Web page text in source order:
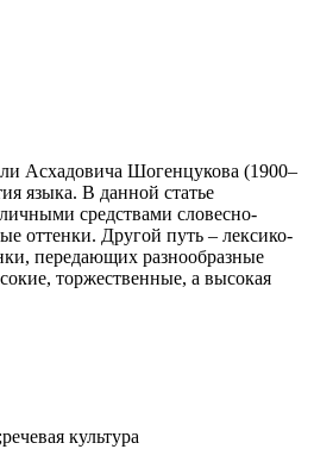
Асхадовича Шогенцукова (1900‒
языка. В данной статье
средствами словесно-
оттенки. Другой путь – лексико-
передающих разнообразные
торжественные, а высокая
культура